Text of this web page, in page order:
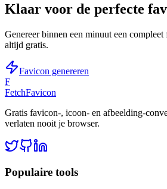
Klaar voor de perfecte
Genereer binnen een minuut een
altijd gratis.
Favicon genereren
F
FetchFavicon
Gratis favicon-, icoon- en afbeelding-
verlaten nooit je browser.
Populaire tools